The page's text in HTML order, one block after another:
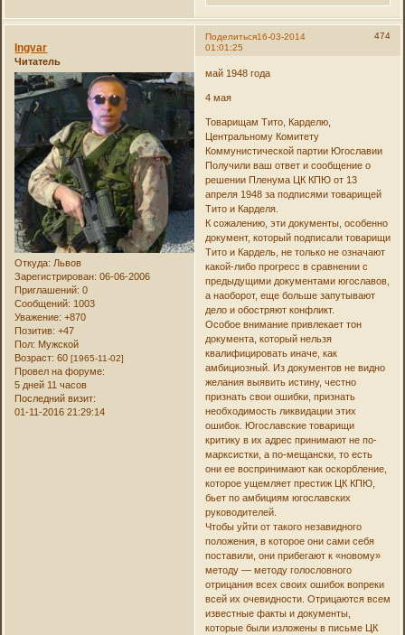
Поделиться 474
16-03-2014
01:01:25
Ingvar
Читатель
Откуда: Львов
Зарегистрирован: 06-06-2006
Приглашений: 0
Сообщений: 1003
Уважение: +870
Позитив: +47
Пол: Мужской
Возраст: 60[1965-11-02]
Провел на форуме:
5 дней 11 часов
Последний визит:
01-11-2016 21:29:14
май 1948 года
4 мая
Товарищам Тито, Карделю,
Центральному Комитету
Коммунистической партии Югославии
Получили ваш ответ и сообщение о
решении Пленума ЦК КПЮ от 13
апреля 1948 за подписями товарищей
Тито и Карделя.
К сожалению, эти документы, особенно
документ, который подписали товарищи
Тито и Кардель, не только не означают
какой-либо прогресс в сравнении с
предыдущими документами югославов,
а наоборот, еще больше запутывают
дело и обостряют конфликт.
Особое внимание привлекает тон
документа, который нельзя
квалифицировать иначе, как
амбициозный. Из документов не видно
желания выявить истину, честно
признать свои ошибки, признать
необходимость ликвидации этих
ошибок. Югославские товарищи
критику в их адрес принимают не по-
марксистки, а по-мещански, то есть
они ее воспринимают как оскорбление,
которое ущемляет престиж ЦК КПЮ,
бьет по амбициям югославских
руководителей.
Чтобы уйти от такого незавидного
положения, в которое они сами себя
поставили, они прибегают к «новому»
методу — методу голословного
отрицания всех своих ошибок вопреки
всей их очевидности. Отрицаются всем
известные факты и документы,
которые были изложены в письме ЦК